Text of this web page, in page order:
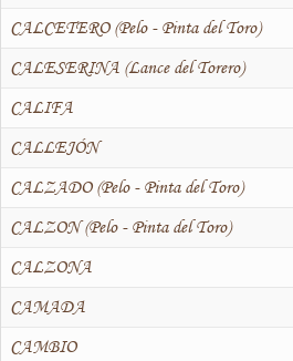
CALCETERO (Pelo - Pinta del Toro)
CALESERINA (Lance del Torero)
CALIFA
CALLEJÓN
CALZADO (Pelo - Pinta del Toro)
CALZON (Pelo - Pinta del Toro)
CALZONA
CAMADA
CAMBIO